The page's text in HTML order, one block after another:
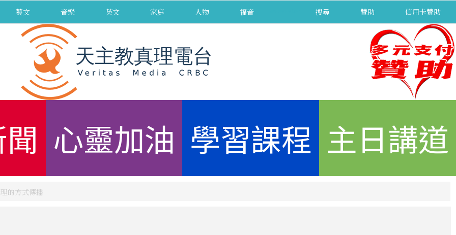
藝文 音樂 英文 家庭 人物 福音 搜尋 贊助 信用卡贊助
心靈加油 學習課程 主日講道
的方式傳播